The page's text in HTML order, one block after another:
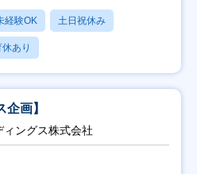
経験OK 土日祝休み
あり
企画】
ングス株式会社